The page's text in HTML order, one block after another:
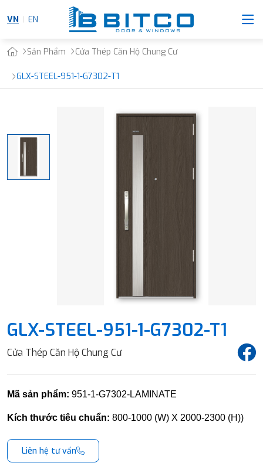
VN EN
Sản Phẩm Cửa Thép Căn Hộ Chung Cư
GLX-STEEL-951-1-G7302-T1
GLX-STEEL-951-1-G7302-T1
Cửa Thép Căn Hộ Chung Cư
Mã sản phẩm: 951-1-G7302-LAMINATE
Kích thước tiêu chuẩn: 800-1000 (W) X 2000-2300 (H))
Liên hệ tư vấn